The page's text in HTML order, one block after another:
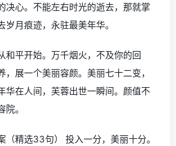
决心。不能左右时光的逝去，那就掌
月痕迹，永驻最美年华。
和平开始。万千烟火，不及你的回
，展一个美丽容颜。美丽七十二变，
华在人间，芙蓉出世一瞬间。颜值不
。
（精选33句） 投入一分，美丽十分。